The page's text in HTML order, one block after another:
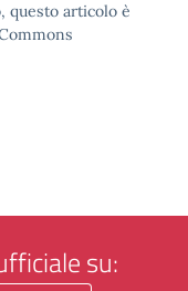
questo articolo è
su: